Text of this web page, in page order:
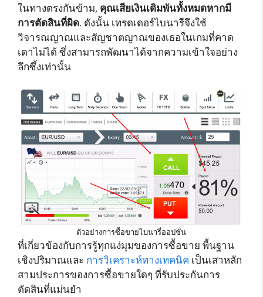
ในทางตรงกันข้าม, คุณเสียเงินเดิมพันทั้งหมดหากมี
การตัดสินที่ผิด. ดังนั้น เทรดเดอร์ไบนารีจึงใช้
วิจารณญาณและสัญชาตญาณของเธอในเกมที่คาด
เดาไม่ได้ ซึ่งสามารถพัฒนาได้จากความเข้าใจอย่าง
ลึกซึ้งเท่านั้น
ตัวอย่างการซื้อขายไบนารี่ออปชั่น
ที่เกี่ยวข้องกับการรู้ทุกแง่มุมของการซื้อขาย พื้นฐาน
เชิงปริมาณและ การวิเคราะห์ทางเทคนิค เป็นเสาหลัก
สามประการของการซื้อขายใดๆ ที่รับประกันการ
ตัดสินที่แม่นยำ